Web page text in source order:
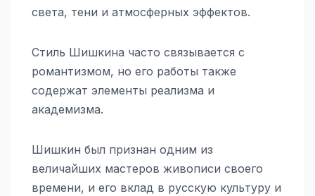
света, тени и атмосферных эффектов.
Стиль Шишкина часто связывается с
романтизмом, но его работы также
содержат элементы реализма и
академизма.
Шишкин был признан одним из
величайших мастеров живописи своего
времени, и его вклад в русскую культуру и